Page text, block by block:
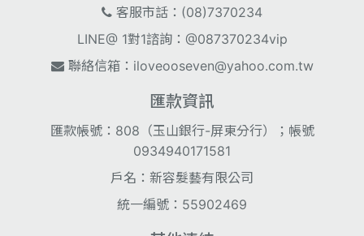
客服市話：(08)7370234
LINE@ 1對1諮詢：@087370234vip
聯絡信箱： iloveooseven@yahoo.com.tw
匯款資訊
匯款帳號：808（玉山銀行-屏東分行）；帳號
0934940171581
戶名：新容髮藝有限公司
統一編號：55902469